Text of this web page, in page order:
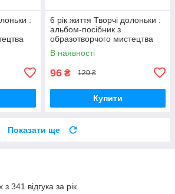
:
Н. ПіП
6 рік життя Творчі долоньки :
альбом-посібник з
образотворчого мистецтва
Бровченко А., Копитіна Н. ПіП
В наявності
96 ₴ 120 ₴
Купити
Показати ще
341 відгука за рік